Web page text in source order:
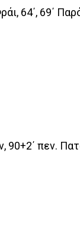
64΄, 69΄
90+2΄ πεν.